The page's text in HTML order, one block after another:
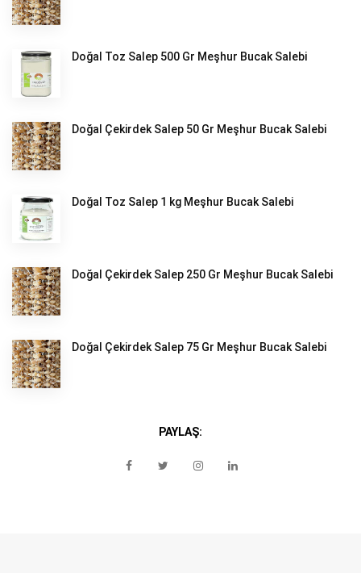
Doğal Toz Salep 500 Gr Meşhur Bucak Salebi
Doğal Çekirdek Salep 50 Gr Meşhur Bucak Salebi
Doğal Toz Salep 1 kg Meşhur Bucak Salebi
Doğal Çekirdek Salep 250 Gr Meşhur Bucak Salebi
Doğal Çekirdek Salep 75 Gr Meşhur Bucak Salebi
PAYLAŞ: